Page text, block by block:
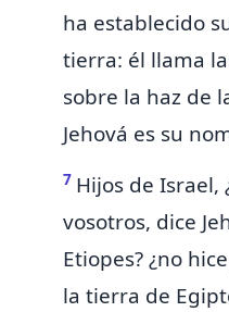
ha establecido
tierra: él llama
sobre la haz de
Jehová es su
7 Hijos de Israel,
vosotros, dice
Etiopes? ¿no
la tierra de